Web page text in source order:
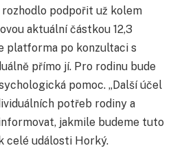
podpořit už kolem
aktuální částkou 12,3
platforma po konzultaci s
přímo jí. Pro rodinu bude
pomoc. „Další účel
potřeb rodiny a
jakmile budeme tuto
celé události Horký.